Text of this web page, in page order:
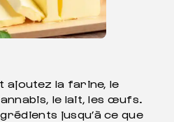
ajoutez la farine, le
le lait, les œufs.
jusqu’à ce que